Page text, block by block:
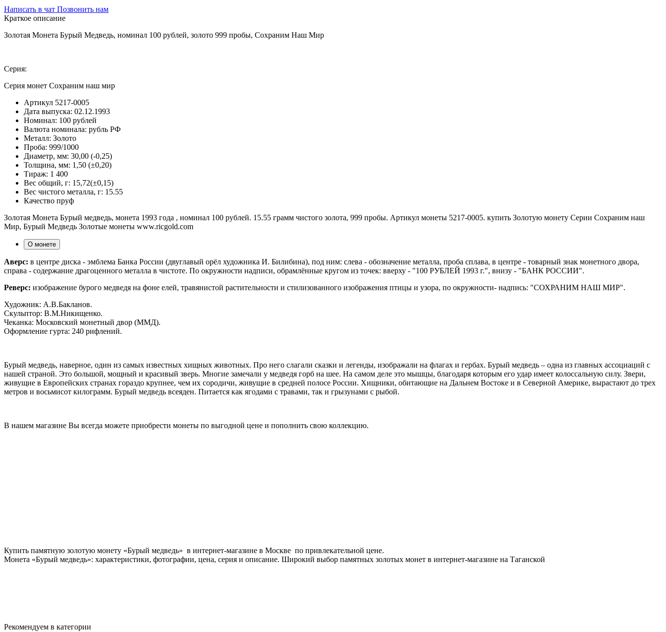
Написать в чат Позвонить нам
Краткое описание
Золотая Монета Бурый Медведь, номинал 100 рублей, золото 999 пробы, Сохраним Наш Мир
Серия:
Серия монет Сохраним наш мир
Артикул 5217-0005
Дата выпуска: 02.12.1993
Номинал: 100 рублей
Валюта номинала: рубль РФ
Металл: Золото
Проба: 999/1000
Диаметр, мм: 30,00 (-0,25)
Толщина, мм: 1,50 (±0,20)
Тираж: 1 400
Вес общий, г: 15,72(±0,15)
Вес чистого металла, г: 15.55
Качество пруф
Золотая Монета Бурый медведь, монета 1993 года , номинал 100 рублей. 15.55 грамм чистого золота, 999 пробы. Артикул монеты 5217-0005. купить Золотую монету Серии Сохраним наш
Мир, Бурый Медведь Золотые монеты www.ricgold.com
О монете
Аверс: в центре диска - эмблема Банка России (двуглавый орёл художника И. Билибина), под ним: слева - обозначение металла, проба сплава, в центре - товарный знак монетного двора,
справа - содержание драгоценного металла в чистоте. По окружности надписи, обрамлённые кругом из точек: вверху - "100 РУБЛЕЙ 1993 г.", внизу - "БАНК РОССИИ".
Реверс: изображение бурого медведя на фоне елей, травянистой растительности и стилизованного изображения птицы и узора, по окружности- надпись: "СОХРАНИМ НАШ МИР".
Художник: А.В.Бакланов.
Скульптор: В.М.Никищенко.
Чеканка: Московский монетный двор (ММД).
Оформление гурта: 240 рифлений.
Бурый медведь, наверное, один из самых известных хищных животных. Про него слагали сказки и легенды, изображали на флагах и гербах. Бурый медведь – одна из главных ассоциаций с
нашей страной. Это большой, мощный и красивый зверь. Многие замечали у медведя горб на шее. На самом деле это мышцы, благодаря которым его удар имеет колоссальную силу. Звери,
живущие в Европейских странах гораздо крупнее, чем их сородичи, живущие в средней полосе России. Хищники, обитающие на Дальнем Востоке и в Северной Америке, вырастают до трех
метров и восьмисот килограмм. Бурый медведь всеяден. Питается как ягодами с травами, так и грызунами с рыбой.
В нашем магазине Вы всегда можете приобрести монеты по выгодной цене и пополнить свою коллекцию.
Купить памятную золотую монету «Бурый медведь» в интернет-магазине в Москве по привлекательной цене.
Монета «Бурый медведь»: характеристики, фотографии, цена, серия и описание. Широкий выбор памятных золотых монет в интернет-магазине на Таганской
Рекомендуем в категории